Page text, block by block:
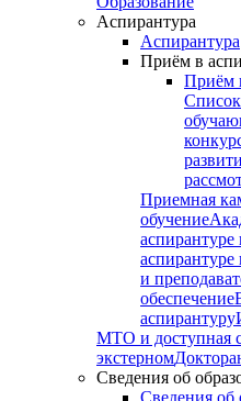
Аспирантура
Аспирантура
Приём в
Приём
Приемная
обучение
и
обеспечение
аспирантуру
МТО и доступная
экстерном
Сведения об
Сведения об